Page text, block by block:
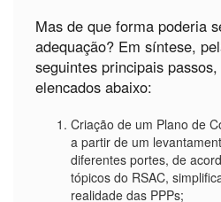
Mas de que forma poderia
adequação? Em síntese,
seguintes principais
elencados abaixo:
Criação de um Plano de
a partir de um
diferentes portes, de
tópicos do RSAC,
realidade das PPPs;